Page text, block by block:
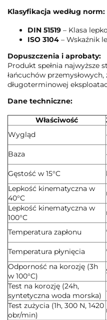
Klasyfikacja według norm:
DIN 51519 – Klasa
ISO 3104 – Wskaźnik
Dopuszczenia i aprobaty:
Produkt spełnia najwyższe
łańcuchów
długoterminowej
Dane techniczne:
Właściwość
Wygląd
Baza
Gęstość w 15°C
Lepkość kinematyczna w
40°C
Lepkość kinematyczna w
100°C
Temperatura zapłonu
Temperatura płynięcia
Odporność na korozję (3h
w 100°C)
Test na korozję (24h,
syntetyczna woda morska)
Test zużycia (1h, 300 N, 1420
obr/min)